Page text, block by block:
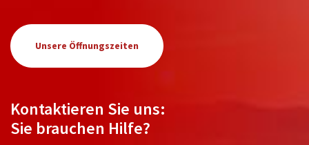
Unsere Öffnungszeiten
Kontaktieren Sie uns:
Sie brauchen Hilfe?